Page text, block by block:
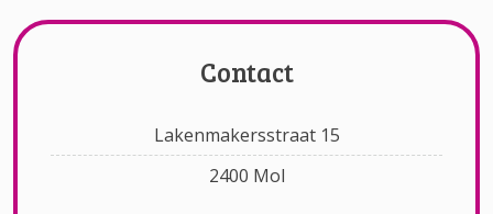
Contact
Lakenmakersstraat 15
2400 Mol